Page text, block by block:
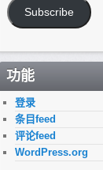
箱
地
Subscribe
功能
登录
条目feed
评论feed
WordPress.org